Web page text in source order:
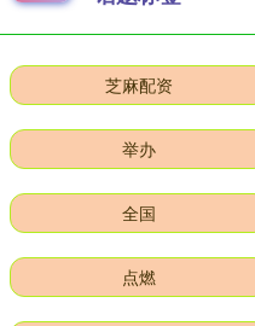
芝麻配资
举办
全国
点燃